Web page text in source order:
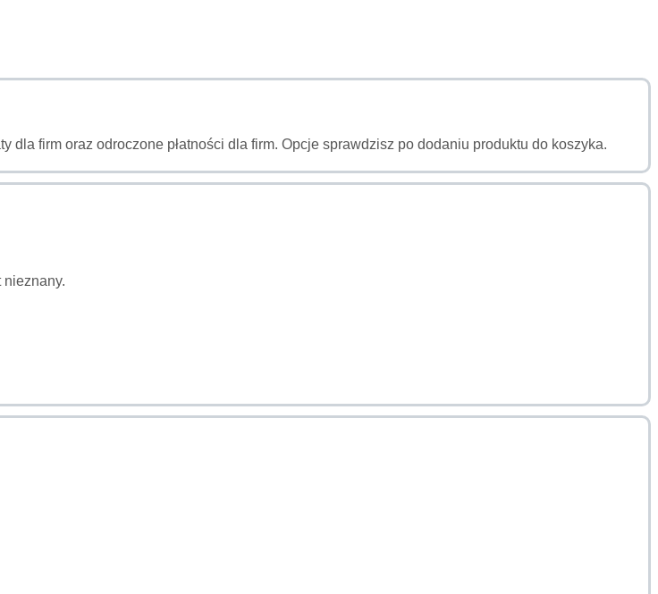
dla firm oraz odroczone płatności dla firm. Opcje sprawdzisz po dodaniu produktu do koszyka.
nieznany.